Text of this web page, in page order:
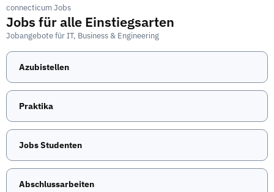
connecticum Jobs
Jobs für alle Einstiegsarten
Jobangebote für IT, Business & Engineering
Azubistellen
Praktika
Jobs Studenten
Abschlussarbeiten